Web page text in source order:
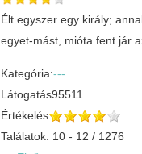
Élt egyszer egy király;
egyet-mást, mióta fent jár
Kategória:---
Látogatás95511
Értékelés
Találatok: 10 - 12 / 1276